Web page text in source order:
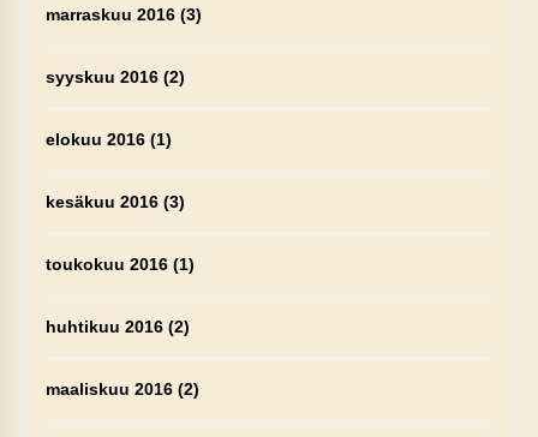
marraskuu 2016(3)
syyskuu 2016(2)
elokuu 2016(1)
kesäkuu 2016(3)
toukokuu 2016(1)
huhtikuu 2016(2)
maaliskuu 2016(2)